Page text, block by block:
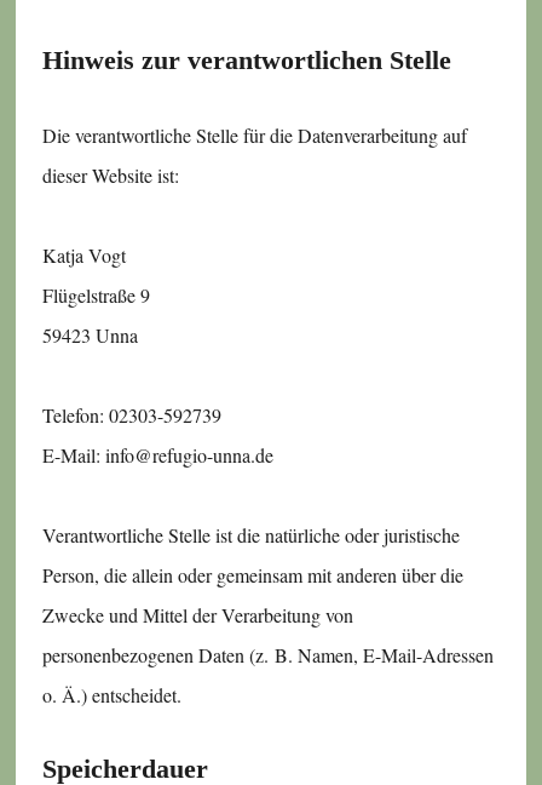
Hinweis zur verantwortlichen Stelle
Die verantwortliche Stelle für die Datenverarbeitung auf
dieser Website ist:
Katja Vogt
Flügelstraße 9
59423 Unna
Telefon: 02303-592739
E-Mail: info@refugio-unna.de
Verantwortliche Stelle ist die natürliche oder juristische
Person, die allein oder gemeinsam mit anderen über die
Zwecke und Mittel der Verarbeitung von
personenbezogenen Daten (z. B. Namen, E-Mail-Adressen
o. Ä.) entscheidet.
Speicherdauer